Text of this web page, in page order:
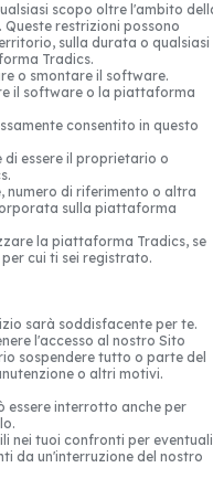
scopo oltre l'ambito
restrizioni possono
sulla durata o qualsiasi
Tradics.
o smontare il software.
il software o la piattaforma
consentito in questo
essere il proprietario o
numero di riferimento o altra
sulla piattaforma
la piattaforma Tradics, se
cui ti sei registrato.
sarà soddisfacente per te.
l'accesso al nostro Sito
sospendere tutto o parte del
o altri motivi.
essere interrotto anche per
nei tuoi confronti per eventuali
da un'interruzione del nostro